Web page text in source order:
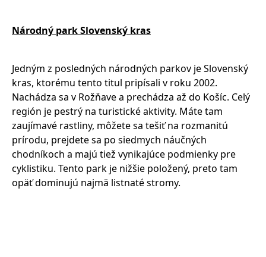
Národný park Slovenský kras
Jedným z posledných národných parkov je Slovenský
kras, ktorému tento titul pripísali v roku 2002.
Nachádza sa v Rožňave a prechádza až do Košíc. Celý
región je pestrý na turistické aktivity. Máte tam
zaujímavé rastliny, môžete sa tešiť na rozmanitú
prírodu, prejdete sa po siedmych náučných
chodníkoch a majú tiež vynikajúce podmienky pre
cyklistiku. Tento park je nižšie položený, preto tam
opäť dominujú najmä listnaté stromy.